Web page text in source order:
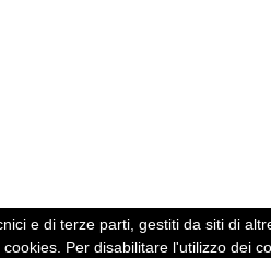
e di terze parti, gestiti da siti di
Per disabilitare l'utilizzo dei